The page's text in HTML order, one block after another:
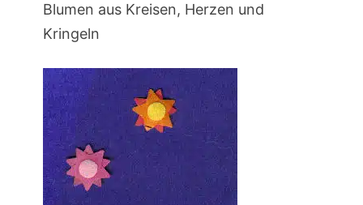
Blumen aus Kreisen, Herzen und
Kringeln